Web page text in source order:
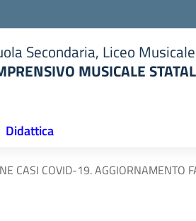
Secondaria, Liceo Musicale
MUSICALE
Didattica
CASI COVID-19. AGGIORNAMENTO